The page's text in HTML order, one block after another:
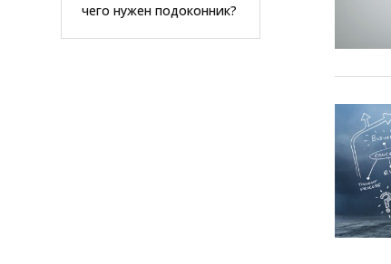
чего нужен подоконник?